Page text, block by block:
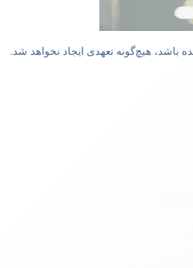
باشد، هیچ‌گونه تعهدی ایجاد نخواهد شد.